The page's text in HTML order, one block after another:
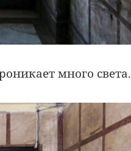
много света.